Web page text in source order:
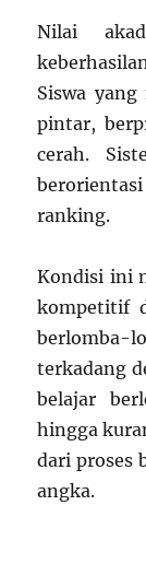
Nilai
Siswa
pintar,
cerah.
ranking.
Kondisi ini
kompetitif
berlomba-
terkadang
belajar
hingga
dari proses
angka.